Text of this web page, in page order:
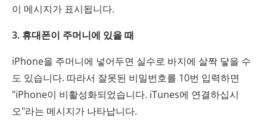
이 메시지가 표시됩니다.
3. 휴대폰이 주머니에 있을 때
iPhone을 주머니에 넣어두면 실수로 바지에 살짝 닿을 수
도 있습니다. 따라서 잘못된 비밀번호를 10번 입력하면
"iPhone이 비활성화되었습니다. iTunes에 연결하십시
오"라는 메시지가 나타납니다.